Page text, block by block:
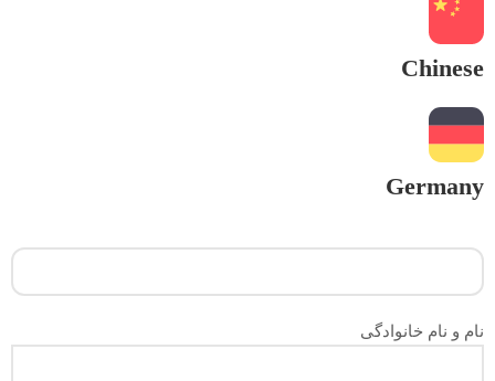
Chinese
Germany
نام و نام خانوادگی